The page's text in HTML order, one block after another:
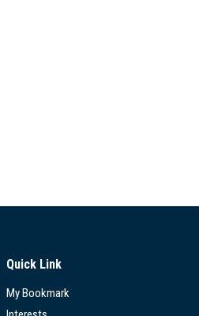
Quick Link
My Bookmark